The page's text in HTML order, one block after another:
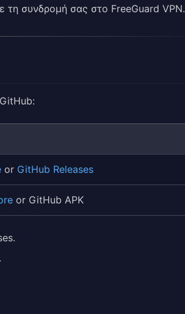
τη συνδρομή σας στο FreeGuard VPN.
or GitHub Releases
or GitHub APK